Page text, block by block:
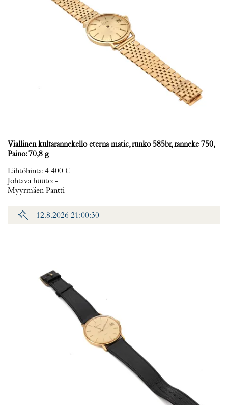
Viallinen kultarannekello eterna matic, runko 585br, ranneke 750,
Paino: 70,8 g
Lähtöhinta:4 400 €
Johtava huuto:-
Myyrmäen Pantti
12.8.2026 21:00:30